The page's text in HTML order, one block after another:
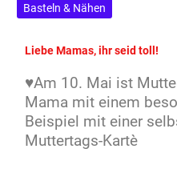
Basteln & Nähen
Liebe Mamas, ihr seid toll!
♥Am 10. Mai ist
Mama mit einem
Beispiel mit einer
Muttertags-Karte♥